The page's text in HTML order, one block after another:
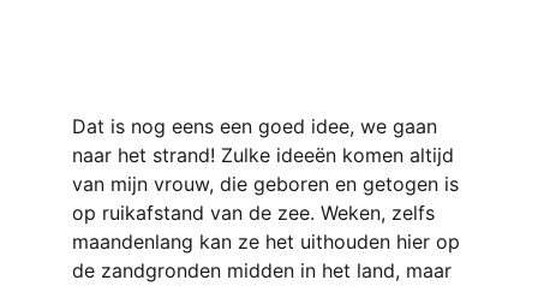
Dat is nog eens een goed idee, we gaan
naar het strand! Zulke ideeën komen altijd
van mijn vrouw, die geboren en getogen is
op ruikafstand van de zee. Weken, zelfs
maandenlang kan ze het uithouden hier op
de zandgronden midden in het land, maar